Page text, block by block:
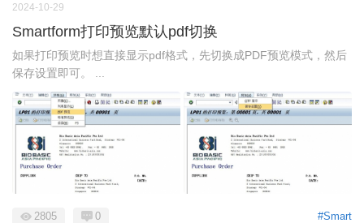
2024-10-29
Smartform打印预览默认pdf切换
如果打印预览时想直接显示pdf格式，先切换成PDF预览模式，然后
保存设置即可。 ...
#Smart
2805 0